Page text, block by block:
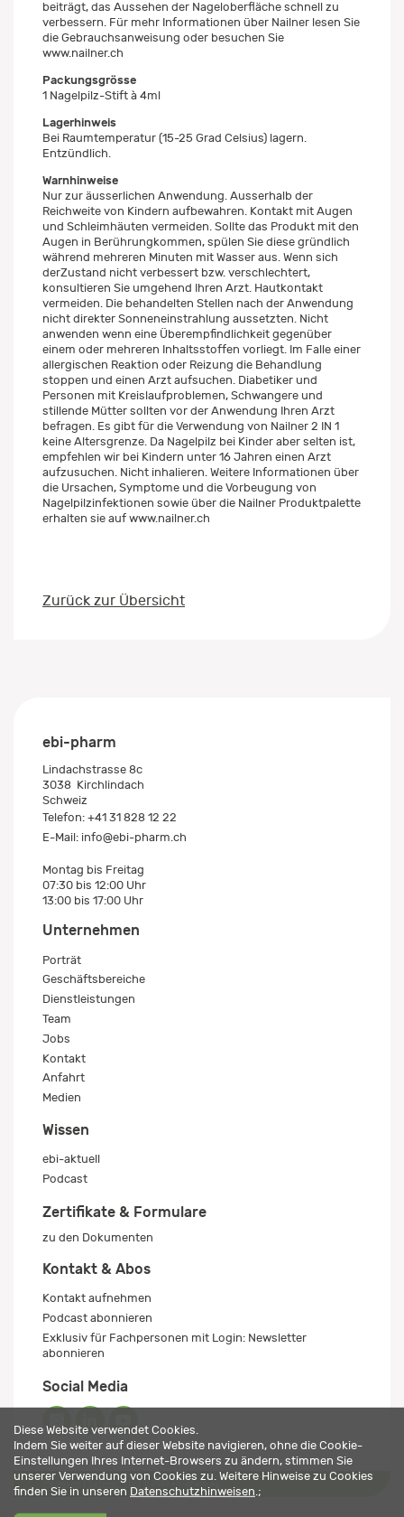
beiträgt, das Aussehen der Nageloberfläche schnell zu
verbessern. Für mehr Informationen über Nailner lesen Sie
die Gebrauchsanweisung oder besuchen Sie
www.nailner.ch
Packungsgrösse
1 Nagelpilz-Stift à 4ml
Lagerhinweis
Bei Raumtemperatur (15-25 Grad Celsius) lagern.
Entzündlich.
Warnhinweise
Nur zur äusserlichen Anwendung. Ausserhalb der
Reichweite von Kindern aufbewahren. Kontakt mit Augen
und Schleimhäuten vermeiden. Sollte das Produkt mit den
Augen in Berührungkommen, spülen Sie diese gründlich
während mehreren Minuten mit Wasser aus. Wenn sich
derZustand nicht verbessert bzw. verschlechtert,
konsultieren Sie umgehend Ihren Arzt. Hautkontakt
vermeiden. Die behandelten Stellen nach der Anwendung
nicht direkter Sonneneinstrahlung aussetzten. Nicht
anwenden wenn eine Überempfindlichkeit gegenüber
einem oder mehreren Inhaltsstoffen vorliegt. Im Falle einer
allergischen Reaktion oder Reizung die Behandlung
stoppen und einen Arzt aufsuchen. Diabetiker und
Personen mit Kreislaufproblemen, Schwangere und
stillende Mütter sollten vor der Anwendung Ihren Arzt
befragen. Es gibt für die Verwendung von Nailner 2 IN 1
keine Altersgrenze. Da Nagelpilz bei Kinder aber selten ist,
empfehlen wir bei Kindern unter 16 Jahren einen Arzt
aufzusuchen. Nicht inhalieren. Weitere Informationen über
die Ursachen, Symptome und die Vorbeugung von
Nagelpilzinfektionen sowie über die Nailner Produktpalette
erhalten sie auf www.nailner.ch
Zurück zur Übersicht
ebi-pharm
Lindachstrasse 8c
3038 Kirchlindach
Schweiz
Telefon: +41 31 828 12 22
E-Mail: info@ebi-pharm.ch
Montag bis Freitag
07:30 bis 12:00 Uhr
13:00 bis 17:00 Uhr
Unternehmen
Porträt
Geschäftsbereiche
Dienstleistungen
Team
Jobs
Kontakt
Anfahrt
Medien
Wissen
ebi-aktuell
Podcast
Zertifikate & Formulare
zu den Dokumenten
Kontakt & Abos
Kontakt aufnehmen
Podcast abonnieren
Exklusiv für Fachpersonen mit Login: Newsletter
abonnieren
Social Media
Datenschutz
Diese Website verwendet Cookies.
Indem Sie weiter auf dieser Website navigieren, ohne die Cookie-
Einstellungen Ihres Internet-Browsers zu ändern, stimmen Sie
unserer Verwendung von Cookies zu. Weitere Hinweise zu Cookies
finden Sie in unseren Datenschutzhinweisen .;